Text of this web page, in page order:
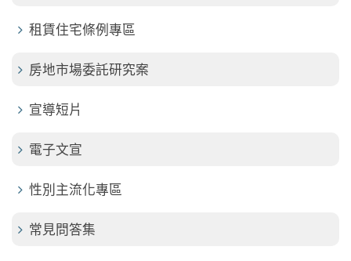
租賃住宅條例專區
房地市場委託研究案
宣導短片
電子文宣
性別主流化專區
常見問答集